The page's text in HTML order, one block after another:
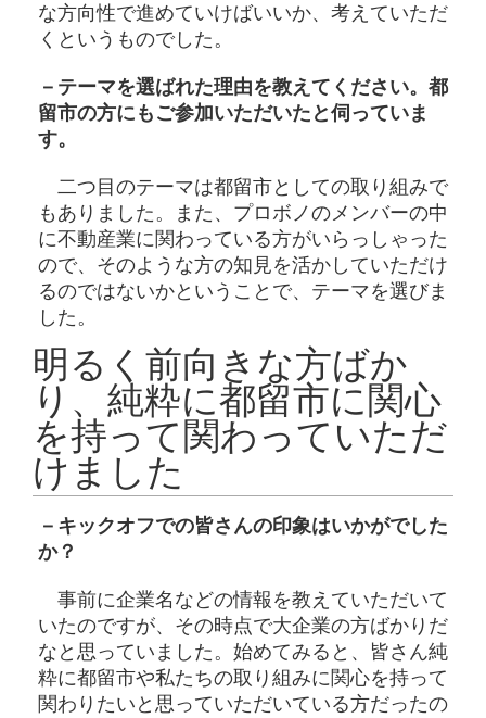
な方向性で進めていけばいいか、考えていただ
くというものでした。
－テーマを選ばれた理由を教えてください。都
留市の方にもご参加いただいたと伺っていま
す。
二つ目のテーマは都留市としての取り組みで
もありました。また、プロボノのメンバーの中
に不動産業に関わっている方がいらっしゃった
ので、そのような方の知見を活かしていただけ
るのではないかということで、テーマを選びま
した。
明るく前向きな方ばか
り、純粋に都留市に関心
を持って関わっていただ
けました
－キックオフでの皆さんの印象はいかがでした
か？
事前に企業名などの情報を教えていただいて
いたのですが、その時点で大企業の方ばかりだ
なと思っていました。始めてみると、皆さん純
粋に都留市や私たちの取り組みに関心を持って
関わりたいと思っていただいている方だったの